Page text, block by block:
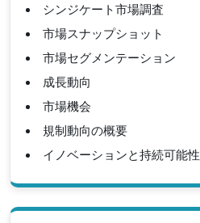
シンジケート市場調査
市場スナップショット
市場セグメンテーション
成長動向
市場機会
規制動向の概要
イノベーションと持続可能性